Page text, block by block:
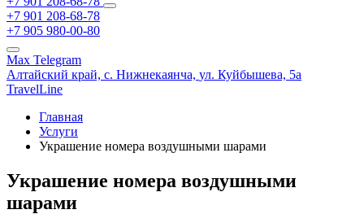
+7 901 208-68-78
+7 905 980-00-80
Max Telegram
Алтайский край, с. Нижнекаянча, ул. Куйбышева, 5а
TravelLine
Главная
Услуги
Украшение номера воздушными шарами
Украшение номера воздушными
шарами